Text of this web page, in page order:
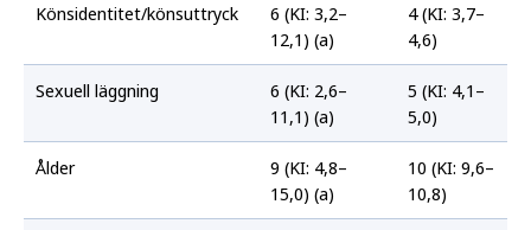
Könsidentitet/könsuttryck
6 (KI: 3,2–
12,1) (a)
4 (KI: 3,7–
4,6)
Sexuell läggning
6 (KI: 2,6–
11,1) (a)
5 (KI: 4,1–
5,0)
Ålder
9 (KI: 4,8–
15,0) (a)
10 (KI: 9,6–
10,8)